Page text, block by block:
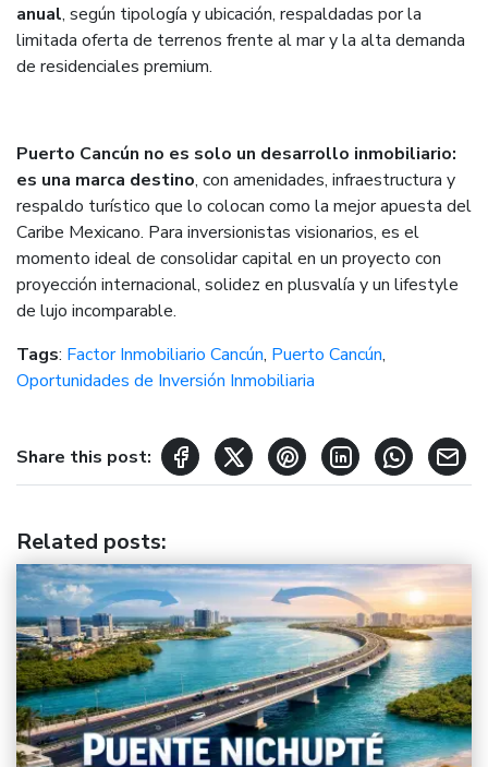
anual, según tipología y ubicación, respaldadas por la
limitada oferta de terrenos frente al mar y la alta demanda
de residenciales premium.
Puerto Cancún no es solo un desarrollo inmobiliario:
es una marca destino, con amenidades, infraestructura y
respaldo turístico que lo colocan como la mejor apuesta del
Caribe Mexicano. Para inversionistas visionarios, es el
momento ideal de consolidar capital en un proyecto con
proyección internacional, solidez en plusvalía y un lifestyle
de lujo incomparable.
Tags: Factor Inmobiliario Cancún, Puerto Cancún,
Oportunidades de Inversión Inmobiliaria
Share this post:
Related posts: